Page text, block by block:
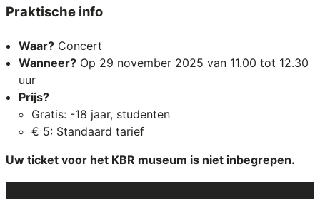
Praktische info
Waar? Concert
Wanneer? Op 29 november 2025 van 11.00 tot 12.30
uur
Prijs?
Gratis: -18 jaar, studenten
€ 5: Standaard tarief
Uw ticket voor het KBR museum is niet inbegrepen.